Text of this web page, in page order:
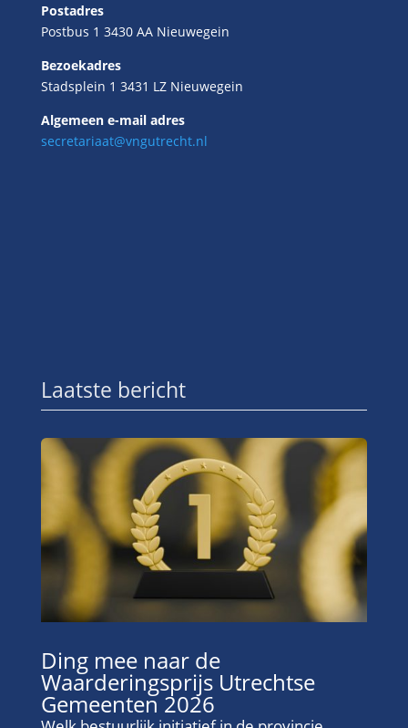
Postadres
Postbus 1 3430 AA Nieuwegein
Bezoekadres
Stadsplein 1 3431 LZ Nieuwegein
Algemeen e-mail adres
secretariaat@vngutrecht.nl
Laatste bericht
Ding mee naar de
Waarderingsprijs Utrechtse
Gemeenten 2026